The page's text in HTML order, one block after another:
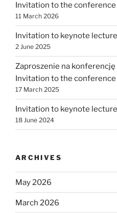
Invitation to the conference
11 March 2026
Invitation to keynote lecture
2 June 2025
Zaproszenie na konferencję
Invitation to the conference
17 March 2025
Invitation to keynote lecture
18 June 2024
ARCHIVES
May 2026
March 2026